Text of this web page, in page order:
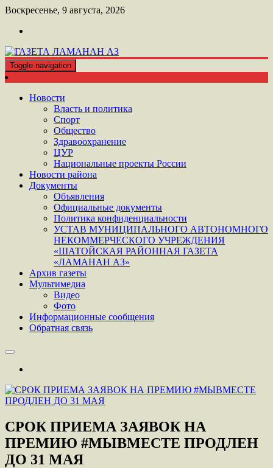
Перейти
контенту
Воскресенье, 9 августа, 2026
ГАЗЕТА ЛАМАНАН АЗ
ШАТОЙСКАЯ ГАЗЕТА ЛАМАНАН АЗ
Toggle navigation
Новости
Власть и политика
Спорт
Общество
Здравоохранение
ЦУР
Национальные проекты России
Новости района
Документы
Объявления
Официальные документы
Политика конфиденциальности
УСТАВ МУНИЦИПАЛЬНОГО АВТОНОМНОГО
НЕКОММЕРЧЕСКОГО УЧРЕЖДЕНИЯ
«ШАТОЙСКАЯ РАЙОННАЯ ГАЗЕТА
«ЛАМАНАН АЗ»
Архив газеты
Мультимедиа
Видео
Фото
Информационные сообщения
Обратная связь
CРОК ПРИЕМА ЗАЯВОК НА
ПРЕМИЮ #МЫВМЕСТЕ ПРОДЛЕН
ДО 31 МАЯ